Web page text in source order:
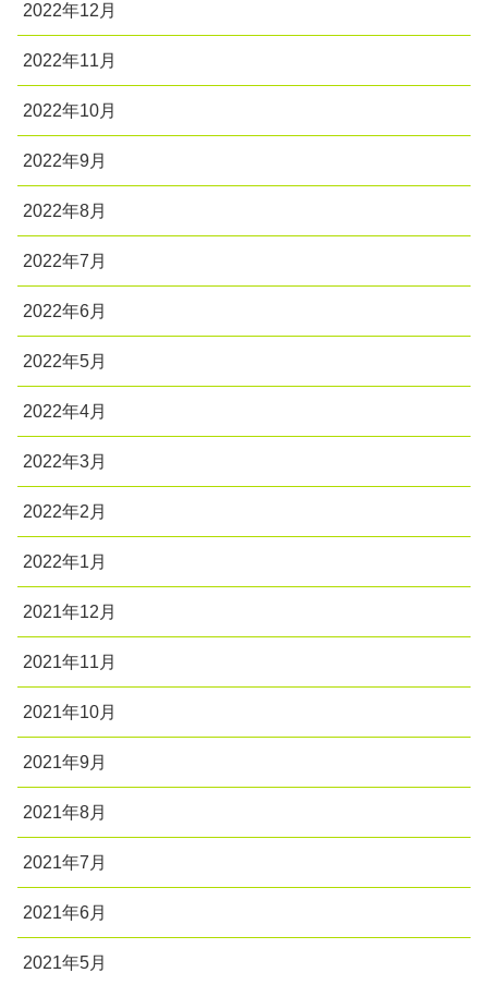
2022年12月
2022年11月
2022年10月
2022年9月
2022年8月
2022年7月
2022年6月
2022年5月
2022年4月
2022年3月
2022年2月
2022年1月
2021年12月
2021年11月
2021年10月
2021年9月
2021年8月
2021年7月
2021年6月
2021年5月